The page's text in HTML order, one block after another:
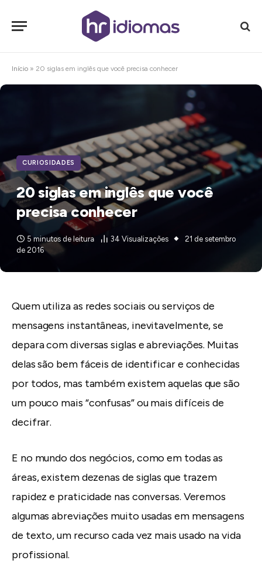
Início » 20 siglas em inglês que você precisa conhecer
CURIOSIDADES
20 siglas em inglês que você
precisa conhecer
5 minutos de leitura 34 Visualizações
21 de setembro
de 2016
Quem utiliza as redes sociais ou serviços de
mensagens instantâneas, inevitavelmente, se
depara com diversas siglas e abreviações. Muitas
delas são bem fáceis de identificar e conhecidas
por todos, mas também existem aquelas que são
um pouco mais “confusas” ou mais difíceis de
decifrar.
E no mundo dos negócios, como em todas as
áreas, existem dezenas de siglas que trazem
rapidez e praticidade nas conversas. Veremos
algumas abreviações muito usadas em mensagens
de texto, um recurso cada vez mais usado na vida
profissional.